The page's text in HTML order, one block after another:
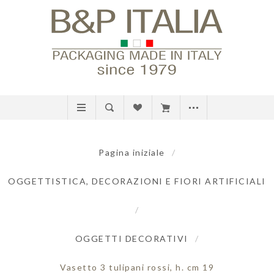
Pagina iniziale /
OGGETTISTICA, DECORAZIONI E FIORI ARTIFICIALI
/
OGGETTI DECORATIVI /
Vasetto 3 tulipani rossi, h. cm 19